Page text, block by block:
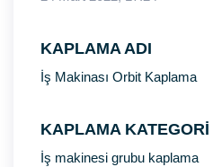
KAPLAMA ADI
İş Makinası Orbit Kaplama
KAPLAMA KATEGORI
İş makinesi grubu kaplama